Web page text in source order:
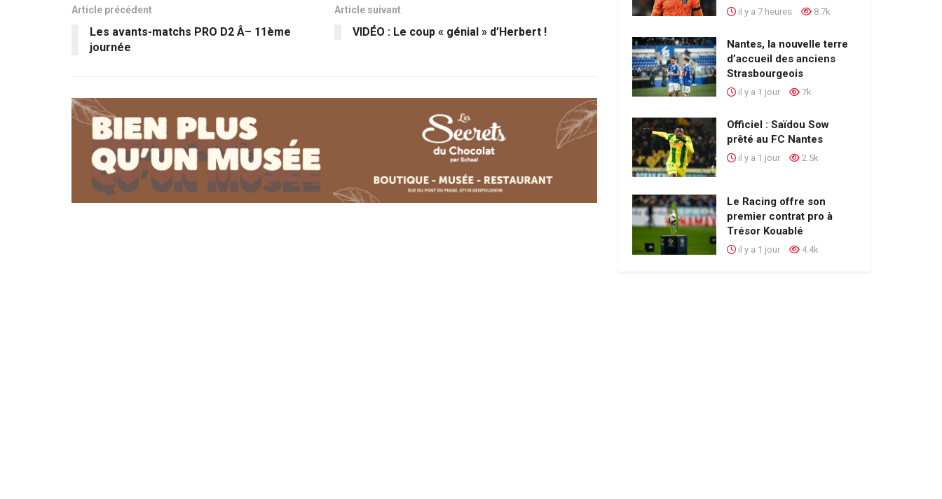
Article précédent
Les avants-matchs PRO D2 Â– 11ème
journée
Article suivant
VIDÉO : Le coup « génial » d’Herbert !
il y a 7 heures 8.7k
Nantes, la nouvelle terre
d’accueil des anciens
Strasbourgeois
il y a 1 jour 7k
Officiel : Saïdou Sow
prêté au FC Nantes
il y a 1 jour 2.5k
Le Racing offre son
premier contrat pro à
Trésor Kouablé
il y a 1 jour 4.4k